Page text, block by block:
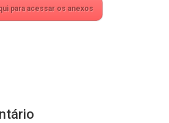
para acessar os anexos